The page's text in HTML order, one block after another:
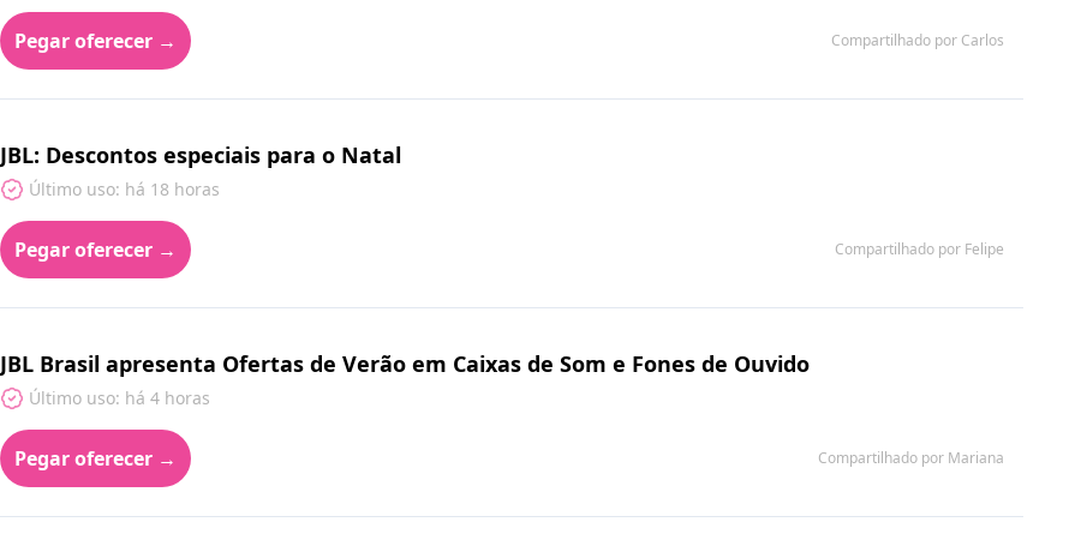
Pegar oferecer → Compartilhado por Carlos
JBL: Descontos especiais para o Natal
Último uso: há 18 horas
Pegar oferecer → Compartilhado por Felipe
JBL Brasil apresenta Ofertas de Verão em Caixas de Som e Fones de Ouvido
Último uso: há 4 horas
Pegar oferecer → Compartilhado por Mariana